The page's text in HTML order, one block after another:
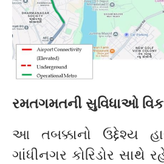
રમતગમતની સુવિધાઓ
આ તબક્કાનો ઉદ્દેશ્ય
ગાંધીનગર કોરિડોર સાથે